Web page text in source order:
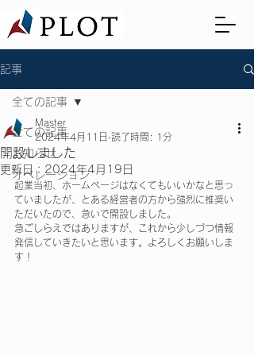
記事
全ての記事
お知らせ
オペレーション
全ての記事
開設しました
Master
2024年4月11日 読了時間: 1分
更新日： 2024年4月19日
起業当初、ホームページはなくてもいいかなと思っ
ていましたが、とある経営者の方から強烈に推奨い
ただいたので、急いで開設しました。
急ごしらえではありますが、これから少しづつ情報
発信していきたいと思います。よろしくお願いしま
す！